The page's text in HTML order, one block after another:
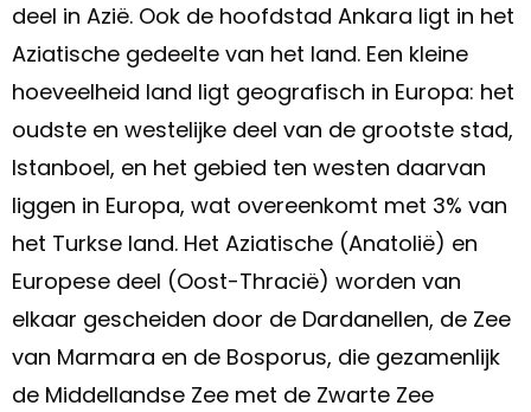
deel in Azië. Ook de hoofdstad Ankara ligt in het
Aziatische gedeelte van het land. Een kleine
hoeveelheid land ligt geografisch in Europa: het
oudste en westelijke deel van de grootste stad,
Istanboel, en het gebied ten westen daarvan
liggen in Europa, wat overeenkomt met 3% van
het Turkse land. Het Aziatische (Anatolië) en
Europese deel (Oost-Thracië) worden van
elkaar gescheiden door de Dardanellen, de Zee
van Marmara en de Bosporus, die gezamenlijk
de Middellandse Zee met de Zwarte Zee